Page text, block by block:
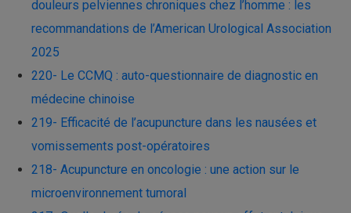
douleurs pelviennes chroniques chez l’homme : les
recommandations de l’American Urological Association
2025
220- Le CCMQ : auto-questionnaire de diagnostic en
médecine chinoise
219- Efficacité de l’acupuncture dans les nausées et
vomissements post-opératoires
218- Acupuncture en oncologie : une action sur le
microenvironnement tumoral